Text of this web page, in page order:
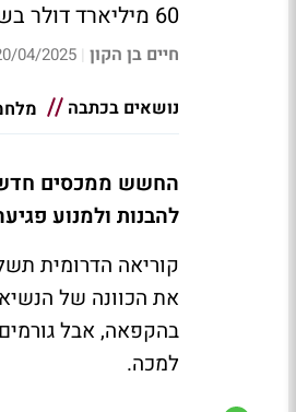
60 מיליארד דולר בשנה
חיים בן הקון |
04/2025 11:05
נושאים בכתבה
החשש ממכסים
להבנות ולמנוע
קוריאה הדרומית
בהקפאה, אבל
למכה.